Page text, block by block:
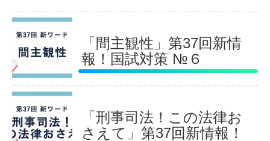
「間主観性」第37回新情
報！国試対策 №６
「刑事司法！この法律お
さえて」第37回新情報！